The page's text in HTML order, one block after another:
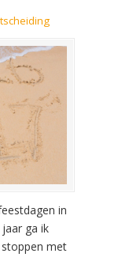
in
ga ik
met